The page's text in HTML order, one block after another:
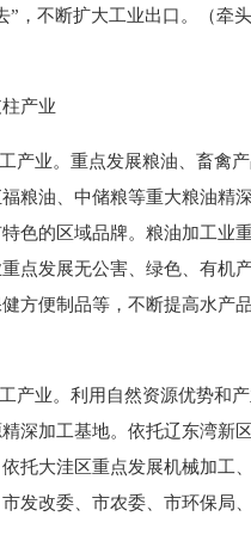
”，不断扩大工业出口。（牵
产业
业。重点发展粮油、畜禽产
粮油、中储粮等重大粮油精
色的区域品牌。粮油加工业
点发展无公害、绿色、有机
方便制品等，不断提高水产
业。利用自然资源优势和产
深加工基地。依托辽东湾新
托大洼区重点发展机械加工
发改委、市农委、市环保局